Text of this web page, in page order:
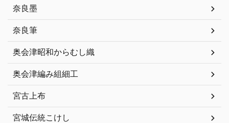
奈良墨
奈良筆
奥会津昭和からむし織
奥会津編み組細工
宮古上布
宮城伝統こけし